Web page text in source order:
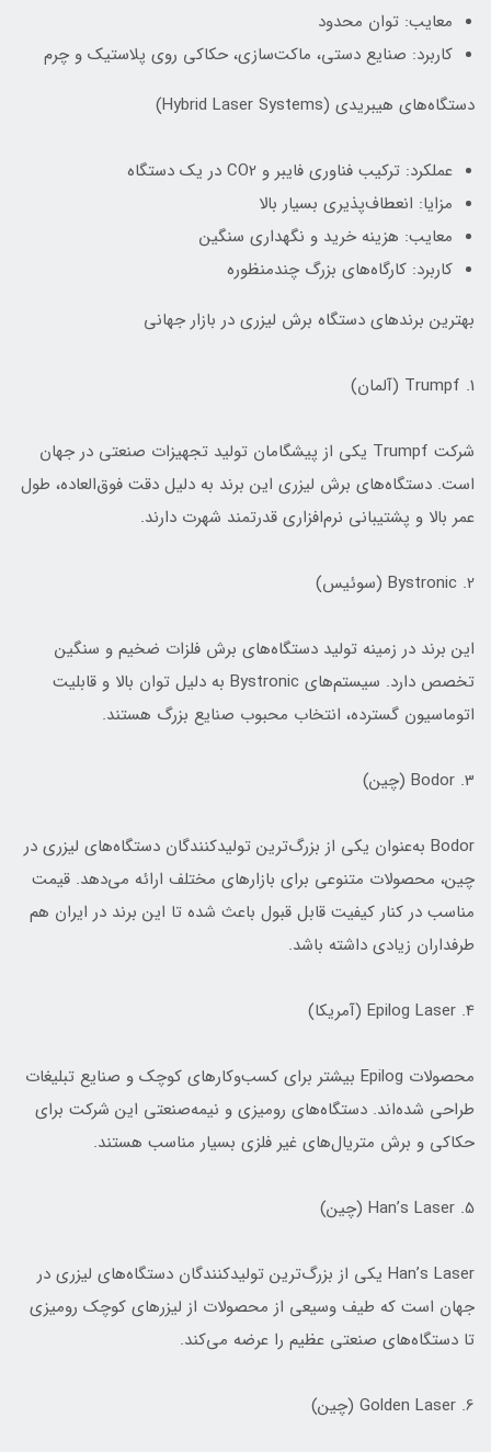
معایب: توان محدود
کاربرد: صنایع دستی، ماکت‌سازی، حکاکی روی پلاستیک و چرم
دستگاه‌های هیبریدی (Hybrid Laser Systems)
عملکرد: ترکیب فناوری فایبر و CO2 در یک دستگاه
مزایا: انعطاف‌پذیری بسیار بالا
معایب: هزینه خرید و نگهداری سنگین
کاربرد: کارگاه‌های بزرگ چندمنظوره
بهترین برندهای دستگاه برش لیزری در بازار جهانی
1. Trumpf (آلمان)
شرکت Trumpf یکی از پیشگامان تولید تجهیزات صنعتی در جهان
است. دستگاه‌های برش لیزری این برند به دلیل دقت فوق‌العاده، طول
عمر بالا و پشتیبانی نرم‌افزاری قدرتمند شهرت دارند.
2. Bystronic (سوئیس)
این برند در زمینه تولید دستگاه‌های برش فلزات ضخیم و سنگین
تخصص دارد. سیستم‌های Bystronic به دلیل توان بالا و قابلیت
اتوماسیون گسترده، انتخاب محبوب صنایع بزرگ هستند.
3. Bodor (چین)
Bodor به‌عنوان یکی از بزرگ‌ترین تولیدکنندگان دستگاه‌های لیزری در
چین، محصولات متنوعی برای بازارهای مختلف ارائه می‌دهد. قیمت
مناسب در کنار کیفیت قابل قبول باعث شده تا این برند در ایران هم
طرفداران زیادی داشته باشد.
4. Epilog Laser (آمریکا)
محصولات Epilog بیشتر برای کسب‌وکارهای کوچک و صنایع تبلیغات
طراحی شده‌اند. دستگاه‌های رومیزی و نیمه‌صنعتی این شرکت برای
حکاکی و برش متریال‌های غیر فلزی بسیار مناسب هستند.
5. Han’s Laser (چین)
Han’s Laser یکی از بزرگ‌ترین تولیدکنندگان دستگاه‌های لیزری در
جهان است که طیف وسیعی از محصولات از لیزرهای کوچک رومیزی
تا دستگاه‌های صنعتی عظیم را عرضه می‌کند.
6. Golden Laser (چین)